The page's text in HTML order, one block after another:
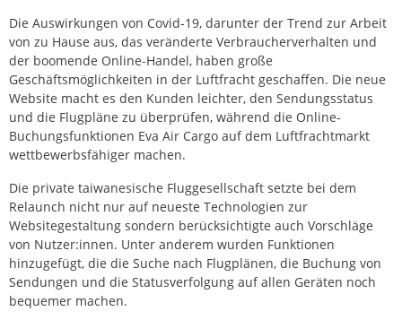
Die Auswirkungen von Covid-19, darunter der Trend zur Arbeit
von zu Hause aus, das veränderte Verbraucherverhalten und
der boomende Online-Handel, haben große
Geschäftsmöglichkeiten in der Luftfracht geschaffen. Die neue
Website macht es den Kunden leichter, den Sendungsstatus
und die Flugpläne zu überprüfen, während die Online-
Buchungsfunktionen Eva Air Cargo auf dem Luftfrachtmarkt
wettbewerbsfähiger machen.
Die private taiwanesische Fluggesellschaft setzte bei dem
Relaunch nicht nur auf neueste Technologien zur
Websitegestaltung sondern berücksichtigte auch Vorschläge
von Nutzer:innen. Unter anderem wurden Funktionen
hinzugefügt, die die Suche nach Flugplänen, die Buchung von
Sendungen und die Statusverfolgung auf allen Geräten noch
bequemer machen.